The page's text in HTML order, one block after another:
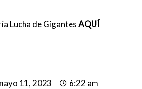
Lucha de GigantesAQUÍ
11, 2023
6:22 am